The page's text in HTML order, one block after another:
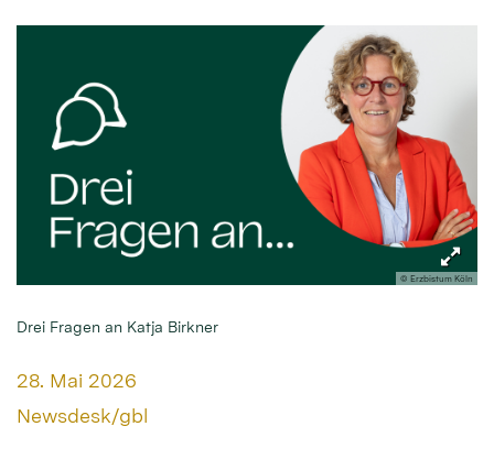
© Erzbistum Köln
Drei Fragen an Katja Birkner
Datum:
28. Mai 2026
Von:
Newsdesk/gbl